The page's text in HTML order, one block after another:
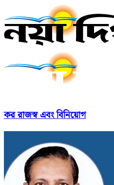
কর রাজস্ব এবং বিনিয়োগ